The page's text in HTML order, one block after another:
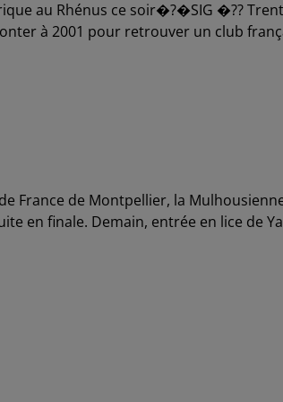
au Rhénus ce soir�?�SIG �??
à 2001 pour retrouver un club
France de Montpellier, la
en finale. Demain, entrée en lice de